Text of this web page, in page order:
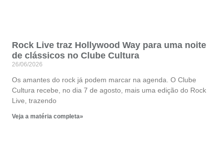
Rock Live traz Hollywood Way para uma noite
de clássicos no Clube Cultura
26/06/2026
Os amantes do rock já podem marcar na agenda. O Clube
Cultura recebe, no dia 7 de agosto, mais uma edição do Rock
Live, trazendo
Veja a matéria completa»